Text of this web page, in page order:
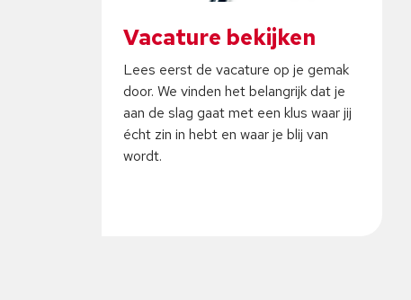
Vacature bekijken
Lees eerst de vacature op je gemak
door. We vinden het belangrijk dat je
aan de slag gaat met een klus waar jij
écht zin in hebt en waar je blij van
wordt.